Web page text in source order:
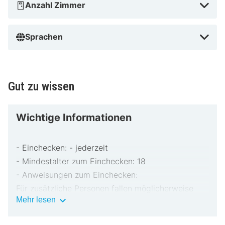
Hotel & Suites zu bieten hat!
Anzahl Zimmer
Sprachen
Gut zu wissen
Wichtige Informationen
- Einchecken: - jederzeit
- Mindestalter zum Einchecken: 18
- Anweisungen zum Einchecken:
Für zusätzliche Personen fallen möglicherweise
Gebühren an, die abhängig von den Bestimmungen
Mehr lesen Wichtige